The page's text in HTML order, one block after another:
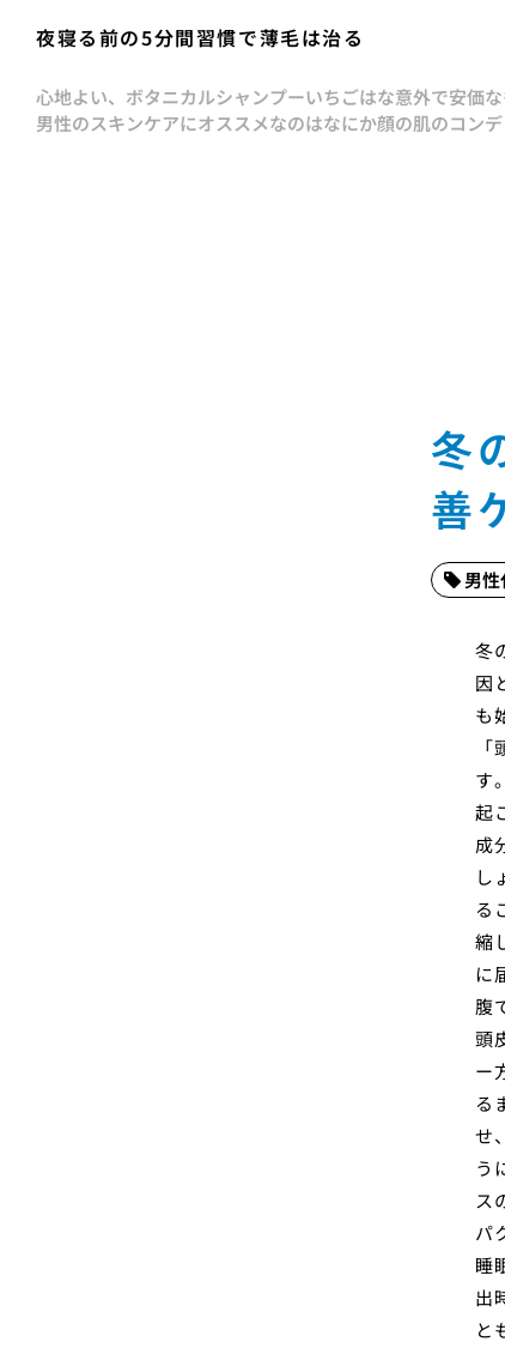
夜寝る前の5分間習慣で薄毛は治る
心地よい、ボタニカルシャンプーいちごはな意外で安価
男性のスキンケアにオススメなのはなにか顔の肌のコン
冬
善
男
冬
因
も
す
起
成
し
る
縮
に
腹
頭
ー
る
せ
う
ス
パ
睡
出
と